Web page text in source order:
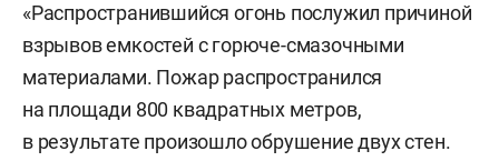
«Распространившийся огонь послужил причиной
взрывов емкостей с горюче-смазочными
материалами. Пожар распространился
на площади 800 квадратных метров,
в результате произошло обрушение двух стен.